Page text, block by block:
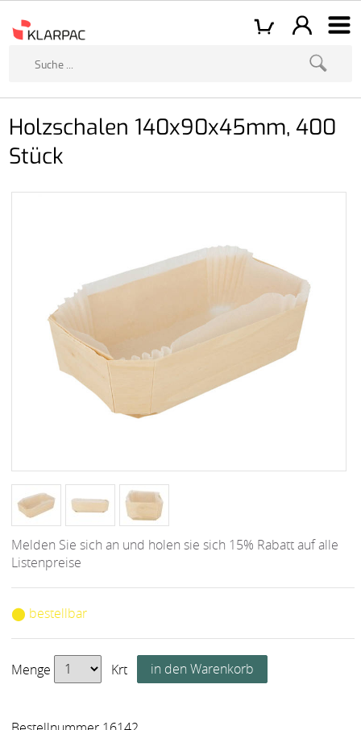
Holzschalen 140x90x45mm, 400
Stück
Melden Sie sich an und holen sie sich 15% Rabatt auf alle
Listenpreise
⬤ bestellbar
Menge Krt